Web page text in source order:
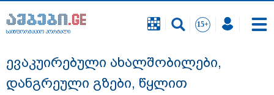
საინფორმაციო პორტალი
საინფორმაციო პორტალი
ევაკუირებული ახალშობილები,
დანგრეული გზები, წყლით